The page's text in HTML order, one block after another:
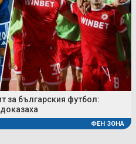
за българския футбол:
ФЕН ЗОНА